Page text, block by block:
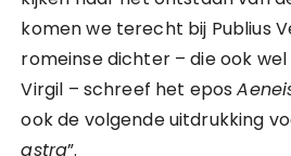
komen we terecht bij Publius
romeinse dichter – die ook
Virgil – schreef het epos
ook de volgende uitdrukking
astra”.